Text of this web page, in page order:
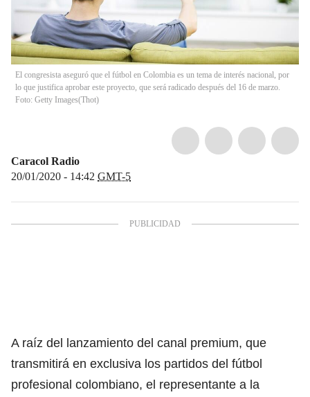
El congresista aseguró que el fútbol en Colombia es un tema de interés nacional, por
lo que justifica aprobar este proyecto, que será radicado después del 16 de marzo.
Foto: Getty Images(Thot)
Caracol Radio
20/01/2020 - 14:42 GMT-5
A raíz del lanzamiento del canal premium, que
transmitirá en exclusiva los partidos del fútbol
profesional colombiano, el representante a la